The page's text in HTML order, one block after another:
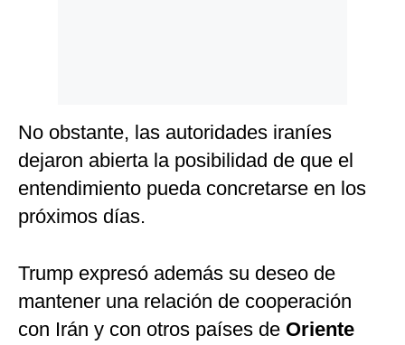
No obstante, las autoridades iraníes
dejaron abierta la posibilidad de que el
entendimiento pueda concretarse en los
próximos días.
Trump expresó además su deseo de
mantener una relación de cooperación
con Irán y con otros países de Oriente